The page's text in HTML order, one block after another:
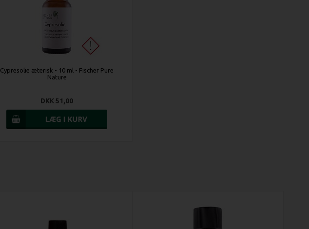
Cypresolie æterisk - 10 ml - Fischer Pure
Nature
DKK 51,00